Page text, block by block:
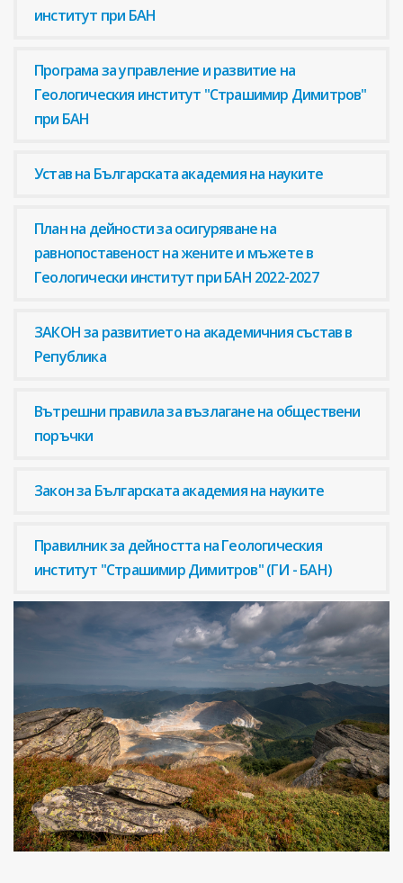
институт при БАН
Програма за управление и развитие на
Геологическия институт "Страшимир Димитров"
при БАН
Устав на Българската академия на науките
План на дейности за осигуряване на
равнопоставеност на жените и мъжете в
Геологически институт при БАН 2022-2027
ЗАКОН за развитието на академичния състав в
Република
Вътрешни правила за възлагане на обществени
поръчки
Закон за Българската академия на науките
Правилник за дейността на Геологическия
институт "Страшимир Димитров" (ГИ - БАН)